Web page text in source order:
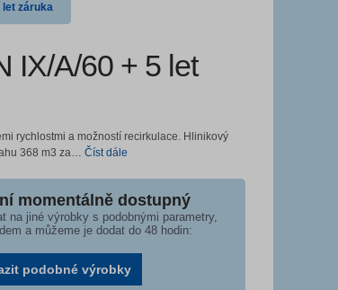
let záruka
IX/A/60 + 5 let
rychlostmi a možností recirkulace. Hlinikový
368 m3 za… Číst dále
momentálně dostupný
na jiné výrobky s podobnými parametry,
a můžeme je dodat do 48 hodin:
podobné výrobky